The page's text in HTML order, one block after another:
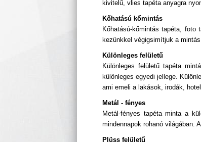
kivitelű, vlies tapéta anyagra
Kőhatású kőmintás
Kőhatású-kőmintás tapéta,
kezünkkel végigsimítjuk a
Különleges felületű
Különleges felületű tapéta
különleges egyedi jellege.
ami emeli a lakások, irodák,
Metál - fényes
Metál-fényes tapéta minta a
mindennapok rohanó világában.
Plüss felületű